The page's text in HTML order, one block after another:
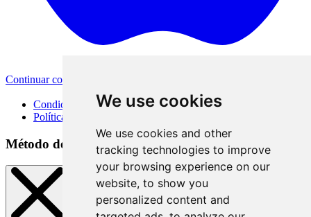
We use cookies
We use cookies and other
tracking technologies to improve
your browsing experience on our
website, to show you
personalized content and
Continuar con Apple
Condiciones de uso
Política de privacidad
Método de inicio de sesión